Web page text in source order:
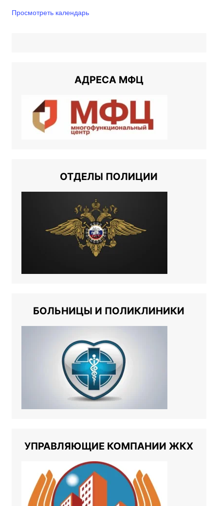
Просмотреть календарь
АДРЕСА МФЦ
ОТДЕЛЫ ПОЛИЦИИ
БОЛЬНИЦЫ И ПОЛИКЛИНИКИ
УПРАВЛЯЮЩИЕ КОМПАНИИ ЖКХ